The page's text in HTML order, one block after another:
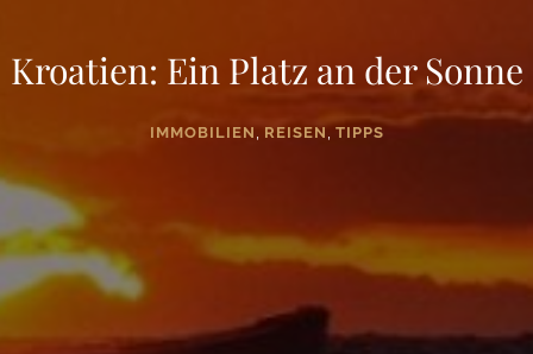
Kroatien: Ein Platz an der Sonne
IMMOBILIEN REISEN, TIPPS